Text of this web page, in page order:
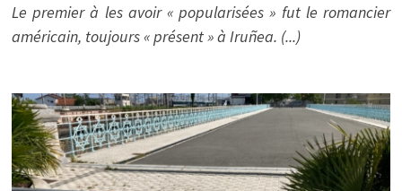
Le premier à les avoir « popularisées » fut le romancier
américain, toujours « présent » à Iruñea. (...)